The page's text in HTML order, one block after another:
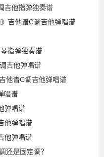
吉他指弹独奏谱
吉他谱C调吉他弹唱谱
指弹独奏谱
吉他弹唱谱
他谱C调吉他弹唱谱
唱谱
弹唱谱
他弹唱谱
他弹唱谱
还是固定调？